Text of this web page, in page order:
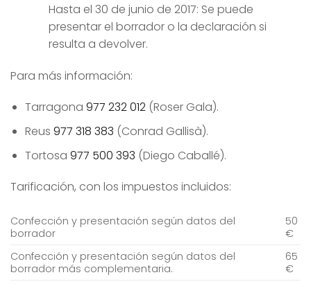
Hasta el 30 de junio de 2017: Se puede
presentar el borrador o la declaración si
resulta a devolver.
Para más información:
Tarragona 977 232 012(Roser Gala).
Reus 977 318 383 (Conrad Gallisà).
Tortosa 977 500 393 (Diego Caballé).
Tarificación, con los impuestos incluidos:
Confección y presentación según datos del
borrador
50
€
Confección y presentación según datos del
borrador más complementaria.
65
€